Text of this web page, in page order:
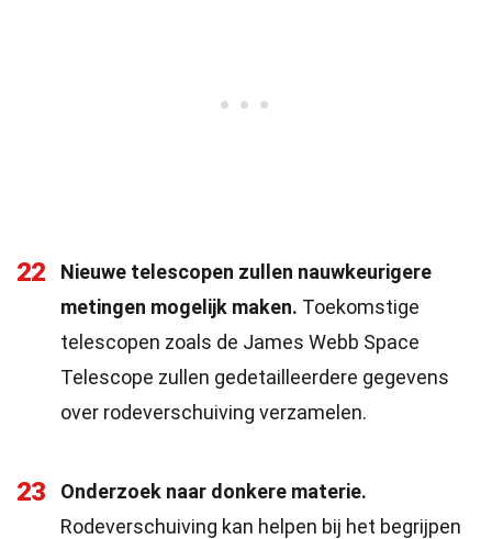
22
Nieuwe telescopen zullen nauwkeurigere
metingen mogelijk maken. Toekomstige
telescopen zoals de James Webb Space
Telescope zullen gedetailleerdere gegevens
over rodeverschuiving verzamelen.
23
Onderzoek naar donkere materie.
Rodeverschuiving kan helpen bij het begrijpen